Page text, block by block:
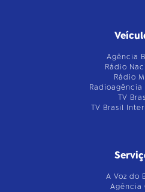
Agência
Rádio
Rádio
Radioagência
TV
TV Brasil
A Voz do
Agência